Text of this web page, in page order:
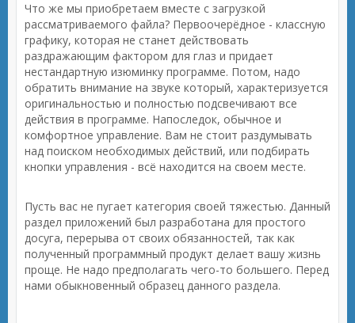
Что же мы приобретаем вместе с загрузкой
рассматриваемого файла? Первоочерёдное - классную
графику, которая не станет действовать
раздражающим фактором для глаз и придает
нестандартную изюминку программе. Потом, надо
обратить внимание на звуке который, характеризуется
оригинальностью и полностью подсвечивают все
действия в программе. Напоследок, обычное и
комфортное управление. Вам не стоит раздумывать
над поиском необходимых действий, или подбирать
кнопки управления - всё находится на своем месте.
Пусть вас не пугает категория своей тяжестью. Данный
раздел приложений был разработана для простого
досуга, перерыва от своих обязанностей, так как
полученный программный продукт делает вашу жизнь
проще. Не надо предполагать чего-то большего. Перед
нами обыкновенный образец данного раздела.